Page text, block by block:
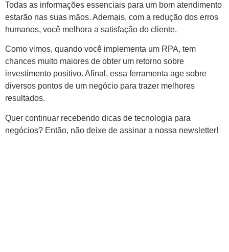
Todas as informações essenciais para um bom atendimento
estarão nas suas mãos. Ademais, com a redução dos erros
humanos, você melhora a satisfação do cliente.
Como vimos, quando você implementa um RPA, tem
chances muito maiores de obter um retorno sobre
investimento positivo. Afinal, essa ferramenta age sobre
diversos pontos de um negócio para trazer melhores
resultados.
Quer continuar recebendo dicas de tecnologia para
negócios? Então, não deixe de assinar a nossa newsletter!